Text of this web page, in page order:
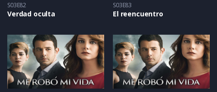
S03E82
Verdad oculta
S03E83
El reencuentro